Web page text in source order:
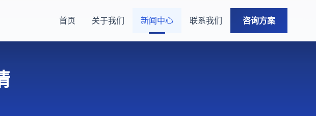
首页 关于我们 新闻中心 联系我们 咨询方案